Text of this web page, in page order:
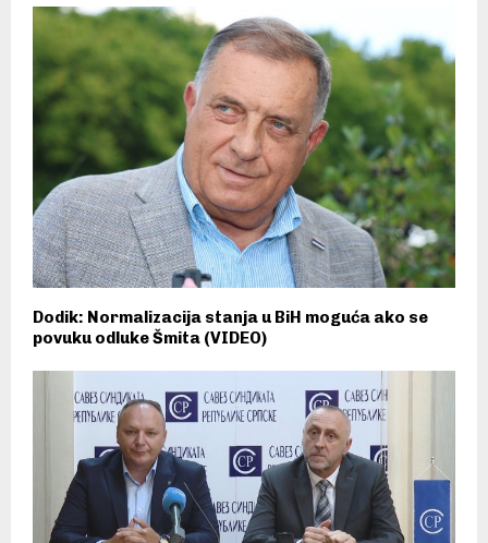
Dodik: Normalizacija stanja u BiH moguća ako se
povuku odluke Šmita (VIDEO)